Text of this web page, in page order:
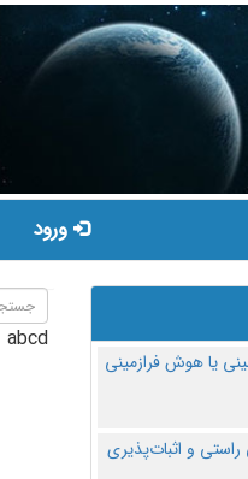
ورود
یا هوش فرازمینی
راستی و اثبات‌پذیری
abcd